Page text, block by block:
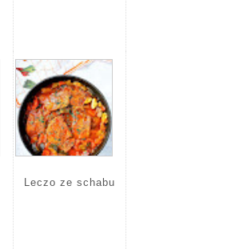
Leczo ze schabu